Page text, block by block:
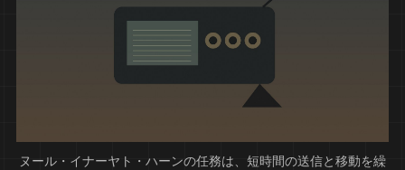
ヌール・イナーヤト・ハーンの任務は、短時間の送信と移動を繰